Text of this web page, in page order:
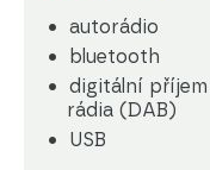
autorádio
bluetooth
digitální příjem
rádia (DAB)
USB